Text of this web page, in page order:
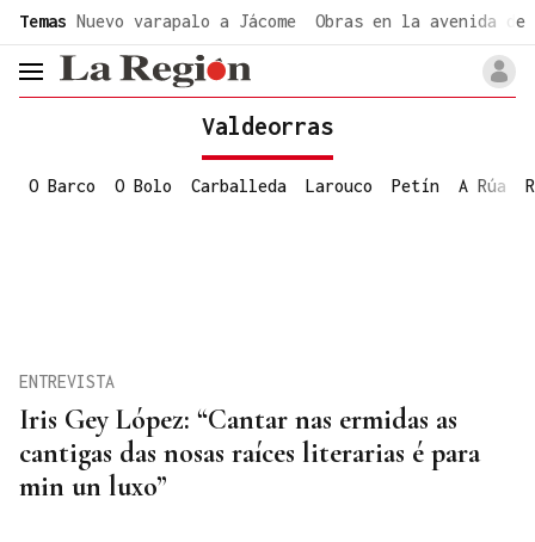
Temas Nuevo varapalo a Jácome Obras en la avenida de
header.menu.open
Valdeorras
O Barco O Bolo Carballeda Larouco Petín A Rúa
Iris Gey López: “Cantar nas ermidas as
cantigas das nosas raíces literarias é para
min un luxo”
ENTREVISTA